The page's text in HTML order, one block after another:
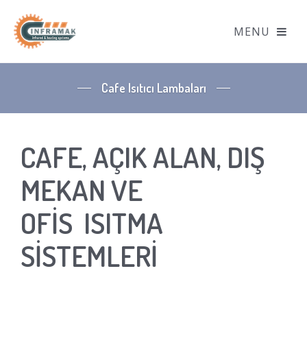
Cafe Isıtıcı Lambaları
CAFE, AÇIK ALAN, DIŞ
MEKAN VE
OFİS ISITMA
SİSTEMLERİ